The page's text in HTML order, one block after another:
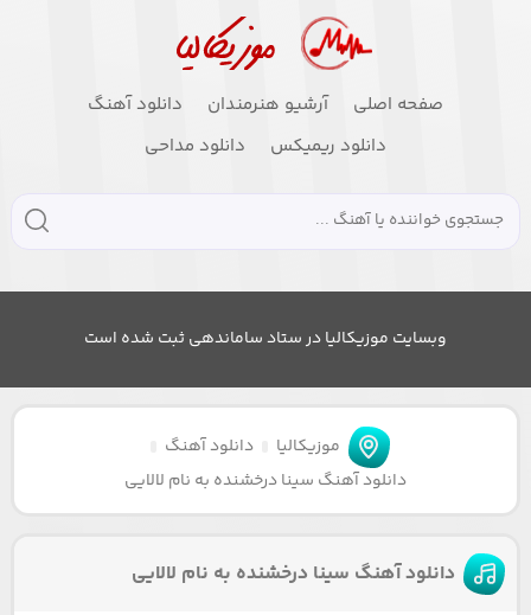
صفحه اصلی آرشیو هنرمندان
دانلود آهنگ
دانلود ریمیکس
دانلود مداحی
وبسایت موزیکالیا در ستاد ساماندهی ثبت شده است
موزیکالیا
دانلود آهنگ
دانلود آهنگ سینا درخشنده به نام لالایی
دانلود آهنگ سینا درخشنده به نام لالایی